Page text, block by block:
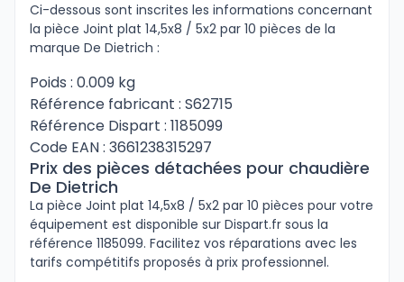
Ci-dessous sont inscrites les informations concernant
la pièce Joint plat 14,5x8 / 5x2 par 10 pièces de la
marque De Dietrich :
Poids : 0.009 kg
Référence fabricant : S62715
Référence Dispart : 1185099
Code EAN : 3661238315297
Prix des pièces détachées pour chaudière
De Dietrich
La pièce Joint plat 14,5x8 / 5x2 par 10 pièces pour votre
équipement est disponible sur Dispart.fr sous la
référence 1185099. Facilitez vos réparations avec les
tarifs compétitifs proposés à prix professionnel.